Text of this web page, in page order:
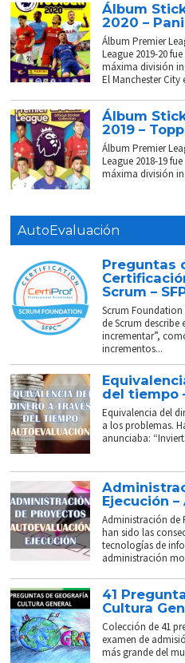
Álbum
2020 –
Álbum Premier
League 2019-20
máxima división
El Manchester City
Álbum
2019 –
Álbum Premier
League 2018-19
máxima división
AutoEvaluación
Preguntas
Scrum –
Scrum Foundation
de Scrum
incrementar”,
incrementos...
del tiempo
Equivalencia del
a los problemas.
anunciaba:
Ejecución
Administración de
han sido las
tecnologías de
administración
41
Cultura
Colección de 41
examen de
más grande del